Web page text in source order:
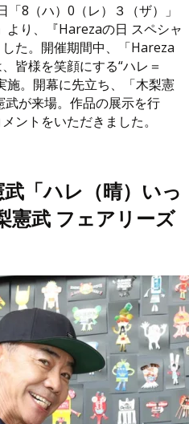
「8（ハ）0（レ）３（ザ）」
より、『Harezaの日 スペシャ
た。開催期間中、「Hareza
皆様を笑顔にする“ハレ＝
施。開幕に先立ち、「木梨憲
が来場。作品の展示を行
ントをいただきました。
「ハレ（晴）いっ
憲武 フェアリーズ